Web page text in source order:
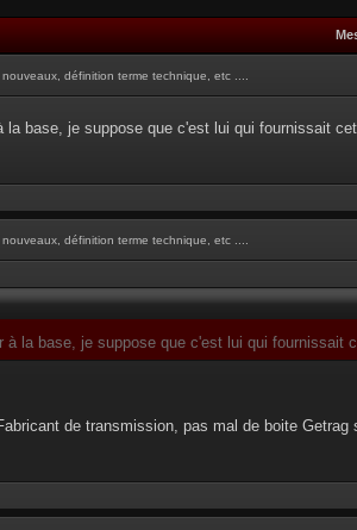
définition terme technique, etc ....
la base, je suppose que c'est lui qui fournissait
définition terme technique, etc ....
à la base, je suppose que c'est lui qui fournissait
de transmission, pas mal de boite